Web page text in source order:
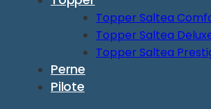
Topper Saltea
Topper Saltea
Topper Saltea
Perne
Pilote